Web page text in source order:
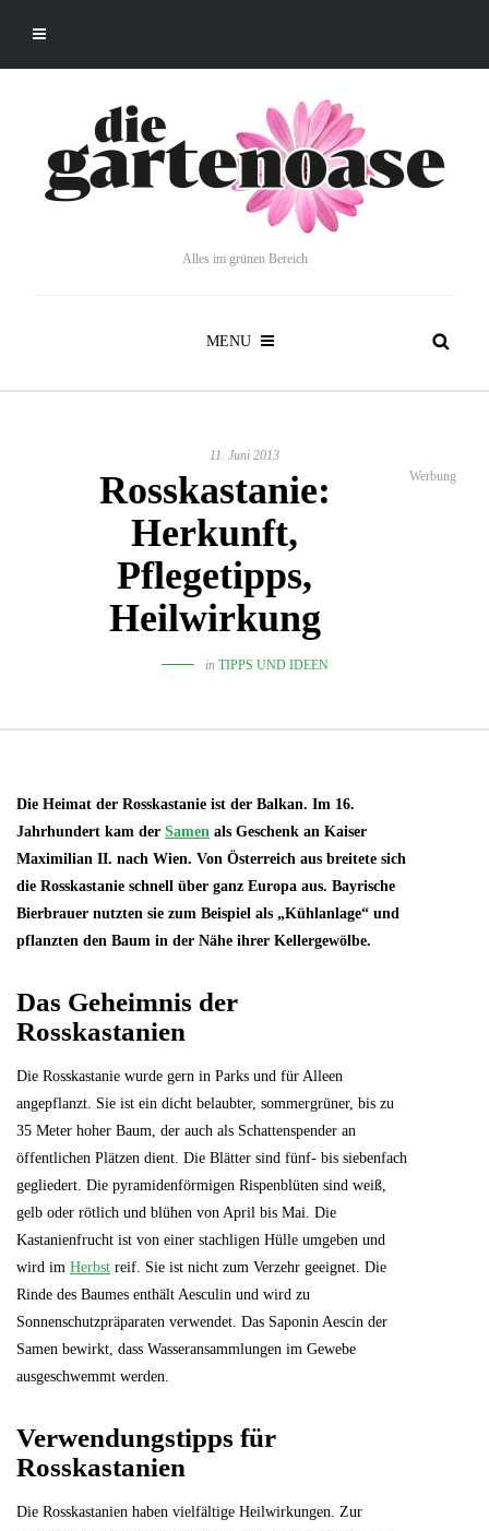
Alles im grünen Bereich
MENU
11. Juni 2013
Rosskastanie:
Herkunft,
Pflegetipps,
Heilwirkung
Werbung
in TIPPS UND IDEEN
Die Heimat der Rosskastanie ist der Balkan. Im 16.
Jahrhundert kam der Samen als Geschenk an Kaiser
Maximilian II. nach Wien. Von Österreich aus breitete sich
die Rosskastanie schnell über ganz Europa aus. Bayrische
Bierbrauer nutzten sie zum Beispiel als „Kühlanlage“ und
pflanzten den Baum in der Nähe ihrer Kellergewölbe.
Das Geheimnis der
Rosskastanien
Die Rosskastanie wurde gern in Parks und für Alleen
angepflanzt. Sie ist ein dicht belaubter, sommergrüner, bis zu
35 Meter hoher Baum, der auch als Schattenspender an
öffentlichen Plätzen dient. Die Blätter sind fünf- bis siebenfach
gegliedert. Die pyramidenförmigen Rispenblüten sind weiß,
gelb oder rötlich und blühen von April bis Mai. Die
Kastanienfrucht ist von einer stachligen Hülle umgeben und
wird im Herbst reif. Sie ist nicht zum Verzehr geeignet. Die
Rinde des Baumes enthält Aesculin und wird zu
Sonnenschutzpräparaten verwendet. Das Saponin Aescin der
Samen bewirkt, dass Wasseransammlungen im Gewebe
ausgeschwemmt werden.
Verwendungstipps für
Rosskastanien
Die Rosskastanien haben vielfältige Heilwirkungen. Zur